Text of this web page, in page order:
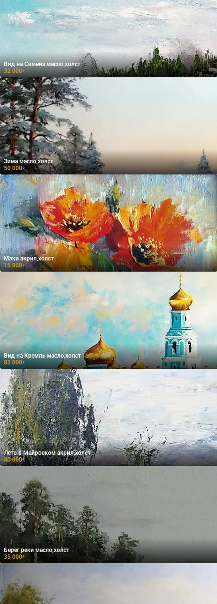
Вид на Симеиз масло,холст
32 000₽
Зима масло,холст
50 000₽
Маки акрил,холст
15 000₽
Вид на Кремль масло,холст
83 000₽
Лето в Майроском акрил,холст
40 000₽
Берег реки масло,холст
35 000₽